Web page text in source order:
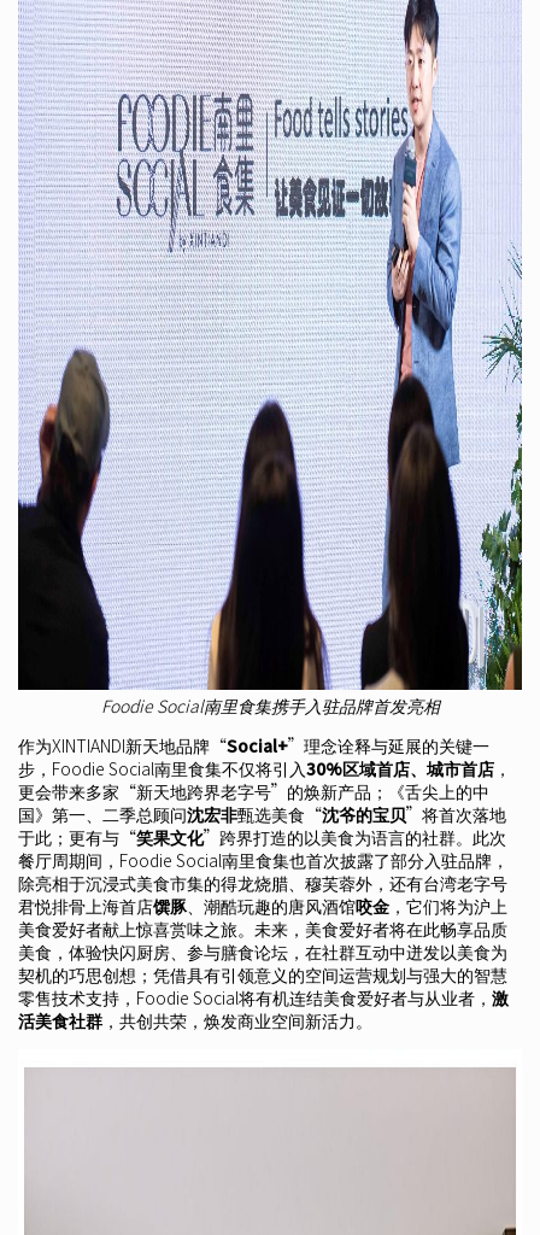
Foodie Social南里食集携手入驻品牌首发亮相
作为XINTIANDI新天地品牌“Social+”理念诠释与延展的关键一
步，Foodie Social南里食集不仅将引入30%区域首店、城市首店 ，
更会带来多家“新天地跨界老字号”的焕新产品；《舌尖上的中
国》第一、二季总顾问沈宏非甄选美食“沈爷的宝贝”将首次落地
于此；更有与“笑果文化”跨界打造的以美食为语言的社群。此次
餐厅周期间，Foodie Social南里食集也首次披露了部分入驻品牌，
除亮相于沉浸式美食市集的得龙烧腊、穆芙蓉外，还有台湾老字号
君悦排骨上海首店馔豚、潮酷玩趣的唐风酒馆咬金 ，它们将为沪上
美食爱好者献上惊喜赏味之旅。未来，美食爱好者将在此畅享品质
美食，体验快闪厨房、参与膳食论坛，在社群互动中迸发以美食为
契机的巧思创想；凭借具有引领意义的空间运营规划与强大的智慧
零售技术支持，Foodie Social将有机连结美食爱好者与从业者， 激
活美食社群 ，共创共荣，焕发商业空间新活力。